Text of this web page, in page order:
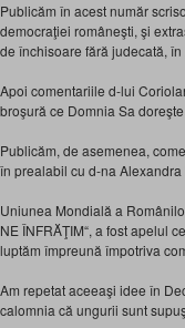
Publicăm în acest număr
democraţiei româneşti, şi
de închisoare fără judecată, în
Apoi comentariile d-lui
broşură ce Domnia Sa
Publicăm, de asemenea,
în prealabil cu d-na
Uniunea Mondială a
NE ÎNFRĂŢIM“, a fost apelul
luptăm împreună împotriva
Am repetat aceeaşi idee în
calomnia că ungurii sunt